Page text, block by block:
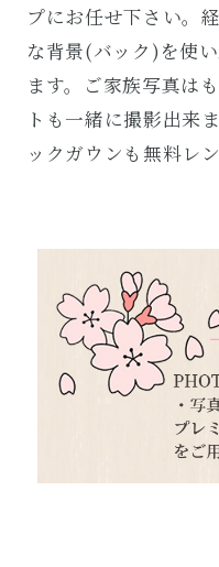
プにお任せ下さい。
な背景(バック)を使
ます。ご家族写真は
トも一緒に撮影出来
ックガウンも無料レ